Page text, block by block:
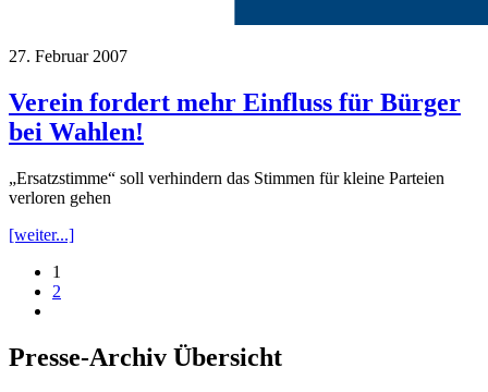
27. Februar 2007
Verein fordert mehr Einfluss für Bürger
bei Wahlen!
„Ersatzstimme“ soll verhindern das Stimmen für kleine Parteien
verloren gehen
[weiter...]
1
2
Presse-Archiv Übersicht